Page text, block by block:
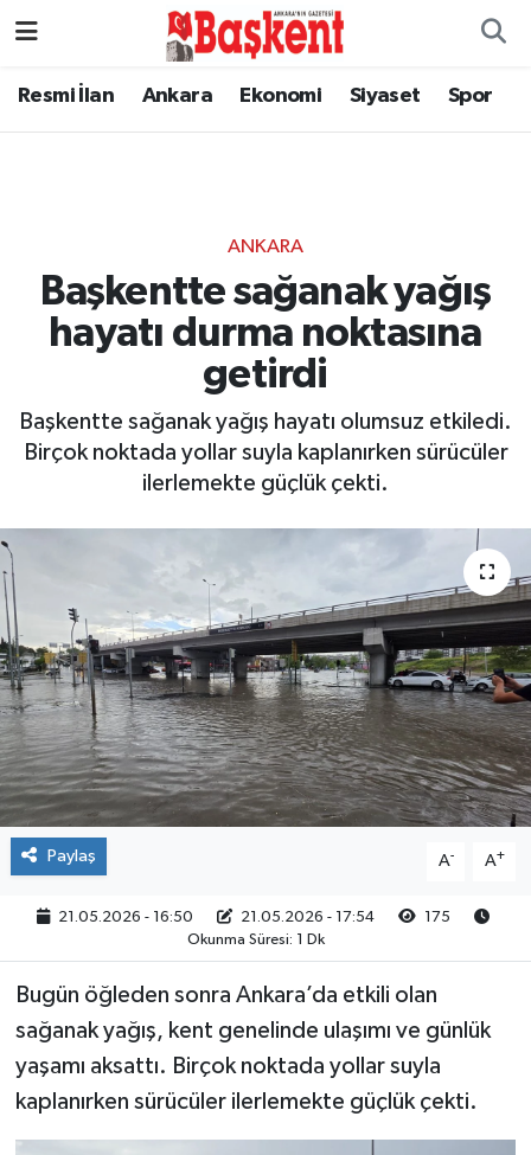
Resmi İlan Ankara Ekonomi Siyaset Spor
ANKARA
Başkentte sağanak yağış
hayatı durma noktasına
getirdi
Başkentte sağanak yağış hayatı olumsuz etkiledi.
Birçok noktada yollar suyla kaplanırken sürücüler
ilerlemekte güçlük çekti.
Paylaş A- A+
21.05.2026 - 16:50 21.05.2026 - 17:54
175
Okunma Süresi: 1 Dk
Bugün öğleden sonra Ankara’da etkili olan
sağanak yağış, kent genelinde ulaşımı ve günlük
yaşamı aksattı. Birçok noktada yollar suyla
kaplanırken sürücüler ilerlemekte güçlük çekti.